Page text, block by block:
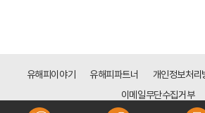
유해피이야기 유해피파트너 개인정보처리
이메일무단수집거부